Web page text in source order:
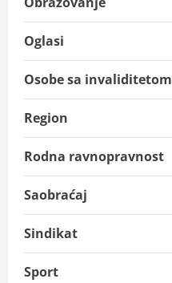
Oglasi
Osobe sa invaliditetom
Region
Rodna ravnopravnost
Saobraćaj
Sindikat
Sport